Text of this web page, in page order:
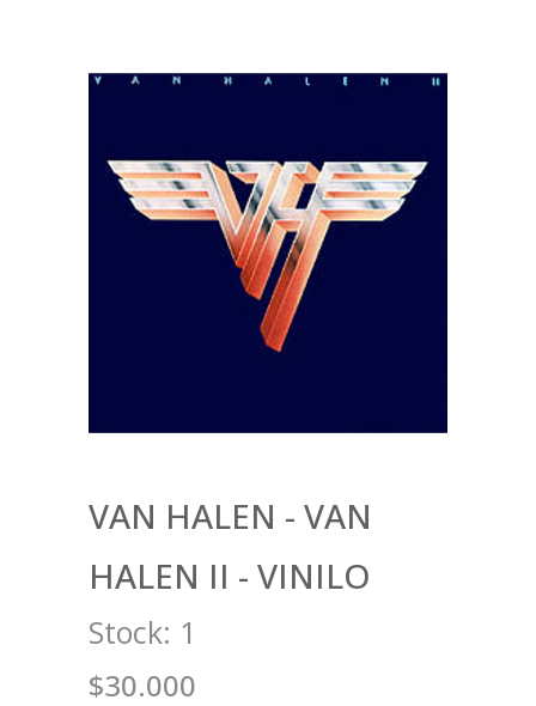
VAN HALEN - VAN
HALEN II - VINILO
Stock: 1
$30.000